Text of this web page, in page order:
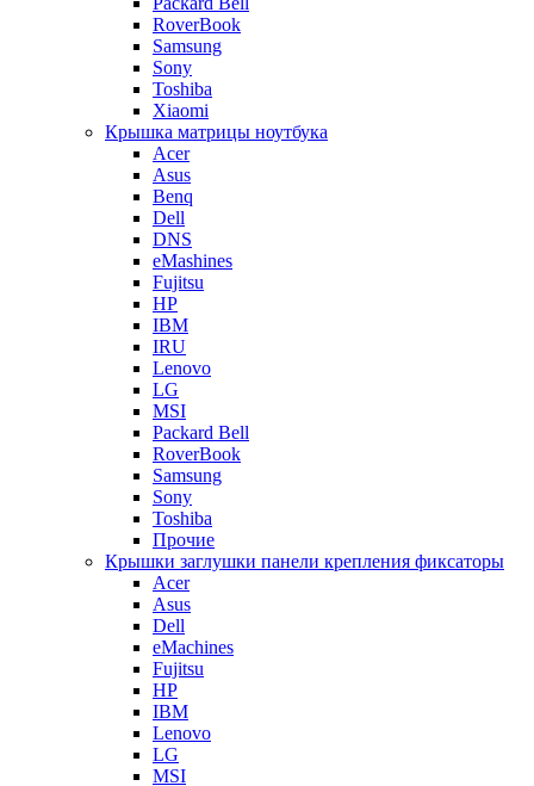
RoverBook
Samsung
Sony
Toshiba
Xiaomi
Крышка матрицы ноутбука
Acer
Asus
Benq
Dell
DNS
eMashines
Fujitsu
HP
IBM
IRU
Lenovo
LG
MSI
Packard Bell
RoverBook
Samsung
Sony
Toshiba
Прочие
Крышки заглушки панели крепления фиксаторы
Acer
Asus
Dell
eMachines
Fujitsu
HP
IBM
Lenovo
LG
MSI